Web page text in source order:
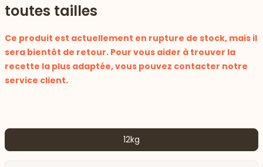
toutes tailles
Ce produit est actuellement en rupture de stock, mais il
sera bientôt de retour. Pour vous aider à trouver la
recette la plus adaptée, vous pouvez contacter notre
service client.
12kg